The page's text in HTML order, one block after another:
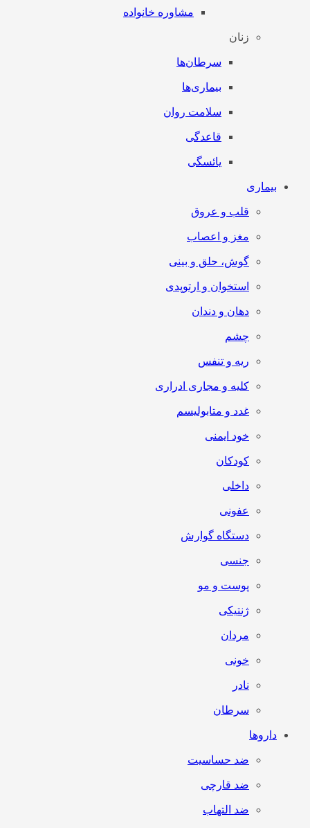
مشاوره خانواده
زنان
سرطان‌‌ها
بیماری‌ها
سلامت روان
قاعدگی
یائسگی
بیماری
قلب و عروق
مغز و اعصاب
گوش، حلق و بینی
استخوان و ارتوپدی
دهان و دندان
چشم
ریه و تنفس
کلیه و مجاری ادراری
غدد و متابولیسم
خود ایمنی
کودکان
داخلی
عفونی
دستگاه گوارش
جنسی
پوست و مو
ژنتیکی
مردان
خونی
نادر
سرطان
داروها
ضد حساسیت
ضد قارچی
ضد التهاب